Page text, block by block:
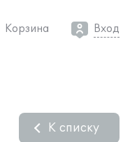
Корзина Вход
К списку